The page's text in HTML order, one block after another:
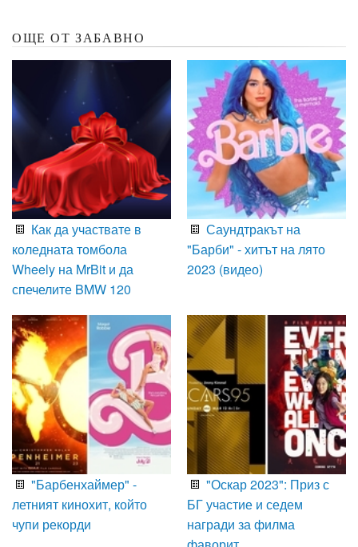
ОЩЕ ОТ ЗАБАВНО
Как да участвате в
коледната томбола
Wheely на MrBit и да
спечелите BMW 120
Саундтракът на
"Барби" - хитът на лято
2023 (видео)
"Барбенхаймер" -
летният кинохит, който
чупи рекорди
"Оскар 2023": Приз с
БГ участие и седем
награди за филма